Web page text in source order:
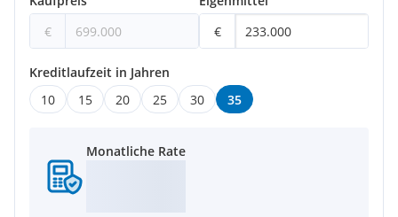
€
€
Kreditlaufzeit in Jahren
10
15 20 25 30 35
Monatliche Rate